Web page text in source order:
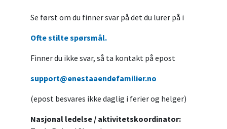
Se først om du finner svar på det du lurer på i
Ofte stilte spørsmål.
Finner du ikke svar, så ta kontakt på epost
support@enestaaendefamilier.no
(epost besvares ikke daglig i ferier og helger)
Nasjonal ledelse / aktivitetskoordinator: